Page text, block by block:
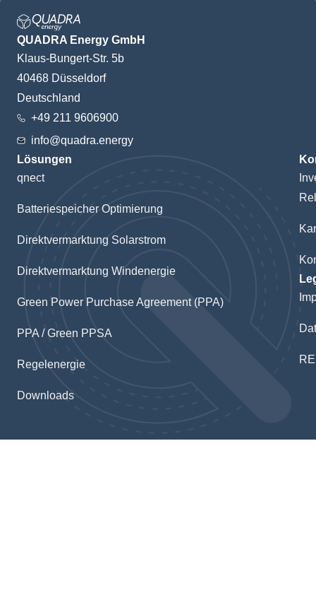
QUADRA Energy GmbH
Klaus-Bungert-Str. 5b
40468 Düsseldorf
Deutschland
+49 211 9606900
info@quadra.energy
Lösungen
qnect
Batteriespeicher Optimierung
Direktvermarktung Solarstrom
Direktvermarktung Windenergie
Green Power Purchase Agreement (PPA)
PPA / Green PPSA
Regelenergie
Downloads